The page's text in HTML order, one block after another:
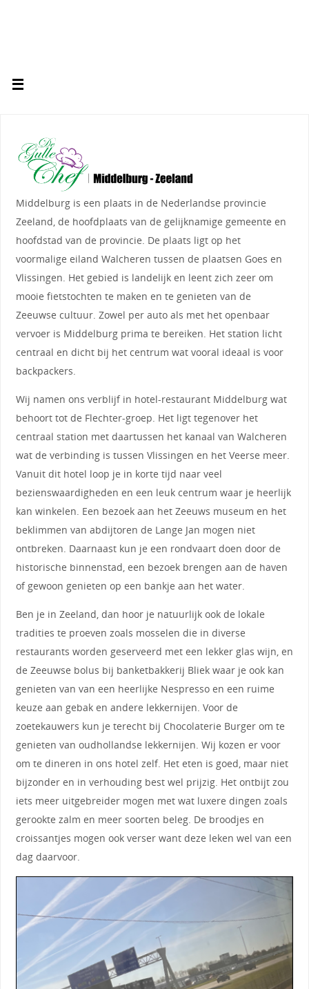
Middelburg is een plaats in de Nederlandse provincie
Zeeland, de hoofdplaats van de gelijknamige gemeente en
hoofdstad van de provincie. De plaats ligt op het
voormalige eiland Walcheren tussen de plaatsen Goes en
Vlissingen. Het gebied is landelijk en leent zich zeer om
mooie fietstochten te maken en te genieten van de
Zeeuwse cultuur. Zowel per auto als met het openbaar
vervoer is Middelburg prima te bereiken. Het station licht
centraal en dicht bij het centrum wat vooral ideaal is voor
backpackers.
Wij namen ons verblijf in hotel-restaurant Middelburg wat
behoort tot de Flechter-groep. Het ligt tegenover het
centraal station met daartussen het kanaal van Walcheren
wat de verbinding is tussen Vlissingen en het Veerse meer.
Vanuit dit hotel loop je in korte tijd naar veel
bezienswaardigheden en een leuk centrum waar je heerlijk
kan winkelen. Een bezoek aan het Zeeuws museum en het
beklimmen van abdijtoren de Lange Jan mogen niet
ontbreken. Daarnaast kun je een rondvaart doen door de
historische binnenstad, een bezoek brengen aan de haven
of gewoon genieten op een bankje aan het water.
Ben je in Zeeland, dan hoor je natuurlijk ook de lokale
tradities te proeven zoals mosselen die in diverse
restaurants worden geserveerd met een lekker glas wijn, en
de Zeeuwse bolus bij banketbakkerij Bliek waar je ook kan
genieten van van een heerlijke Nespresso en een ruime
keuze aan gebak en andere lekkernijen. Voor de
zoetekauwers kun je terecht bij Chocolaterie Burger om te
genieten van oudhollandse lekkernijen. Wij kozen er voor
om te dineren in ons hotel zelf. Het eten is goed, maar niet
bijzonder en in verhouding best wel prijzig. Het ontbijt zou
iets meer uitgebreider mogen met wat luxere dingen zoals
gerookte zalm en meer soorten beleg. De broodjes en
croissantjes mogen ook verser want deze leken wel van een
dag daarvoor.